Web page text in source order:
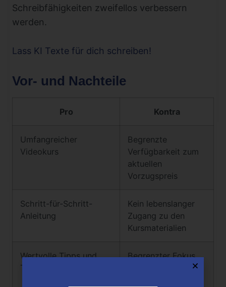
Schreibfähigkeiten zweifellos verbessern
werden.
Lass KI Texte für dich schreiben!
Vor- und Nachteile
Pro Kontra
Umfangreicher
Videokurs
Begrenzte
Verfügbarkeit zum
aktuellen
Vorzugspreis
Schritt-für-Schritt-
Anleitung
Kein lebenslanger
Zugang zu den
Kursmaterialien
Wertvolle Tipps und
Tricks
Begrenzter Fokus
auf spezifische AI-